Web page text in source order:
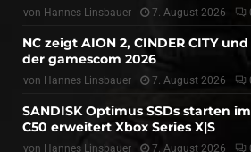
von Hannes Linsbauer 7. August 2026
NC zeigt AION 2, CINDER CITY
der gamescom 2026
von Hannes Linsbauer 7. August 2026
SANDISK Optimus SSDs starten
C50 erweitert Xbox Series X|S
von Hannes Linsbauer 7. August 2026